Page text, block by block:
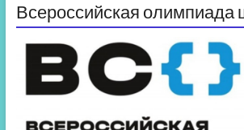
Всероссийская олимпиада